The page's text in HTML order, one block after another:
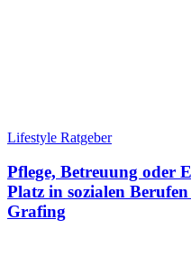
Lifestyle Ratgeber
Pflege, Betreuung oder
Platz in sozialen
Grafing